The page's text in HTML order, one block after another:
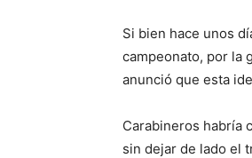
Si bien hace unos
campeonato, por la
anunció que esta
Carabineros habría
sin dejar de lado el